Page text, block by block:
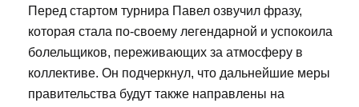
Перед стартом турнира Павел озвучил фразу,
которая стала по-своему легендарной и успокоила
болельщиков, переживающих за атмосферу в
коллективе. Он подчеркнул, что дальнейшие меры
правительства будут также направлены на